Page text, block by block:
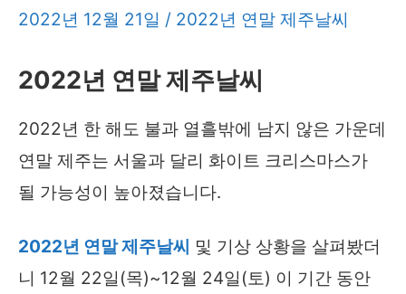
2022년 12월 21일 / 2022년 연말 제주날씨
2022년 연말 제주날씨
2022년 한 해도 불과 열흘밖에 남지 않은 가운데
연말 제주는 서울과 달리 화이트 크리스마스가
될 가능성이 높아졌습니다.
2022년 연말 제주날씨 및 기상 상황을 살펴봤더
니 12월 22일(목)~12월 24일(토) 이 기간 동안